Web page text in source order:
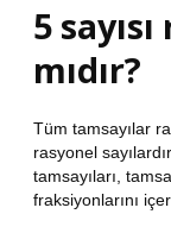
5
mıdır?
Tüm tamsayılar
rasyonel
tamsayıları,
fraksiyonlarını